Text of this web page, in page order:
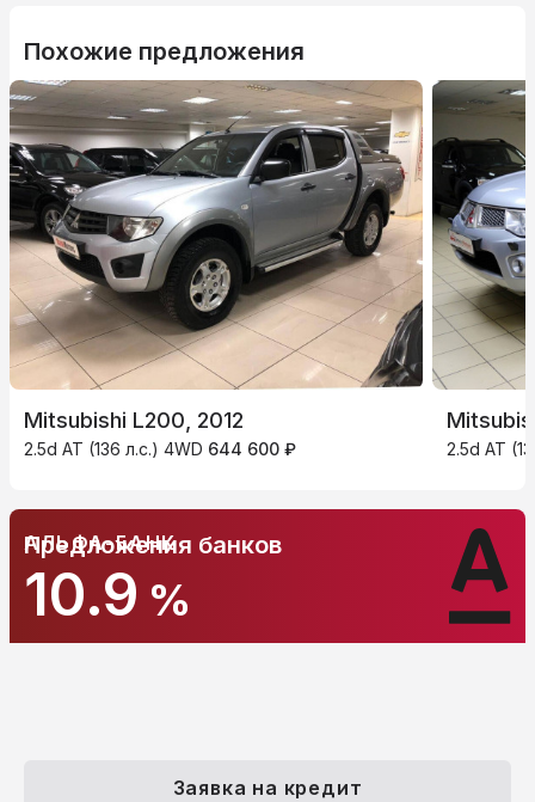
Похожие предложения
Mitsubishi L200, 2012
2.5d AT (136 л.с.) 4WD 644 600 ₽ 2.5d AT
АЛЬФА-БАНК
10.9 %
Предложения банков
Заявка на кредит